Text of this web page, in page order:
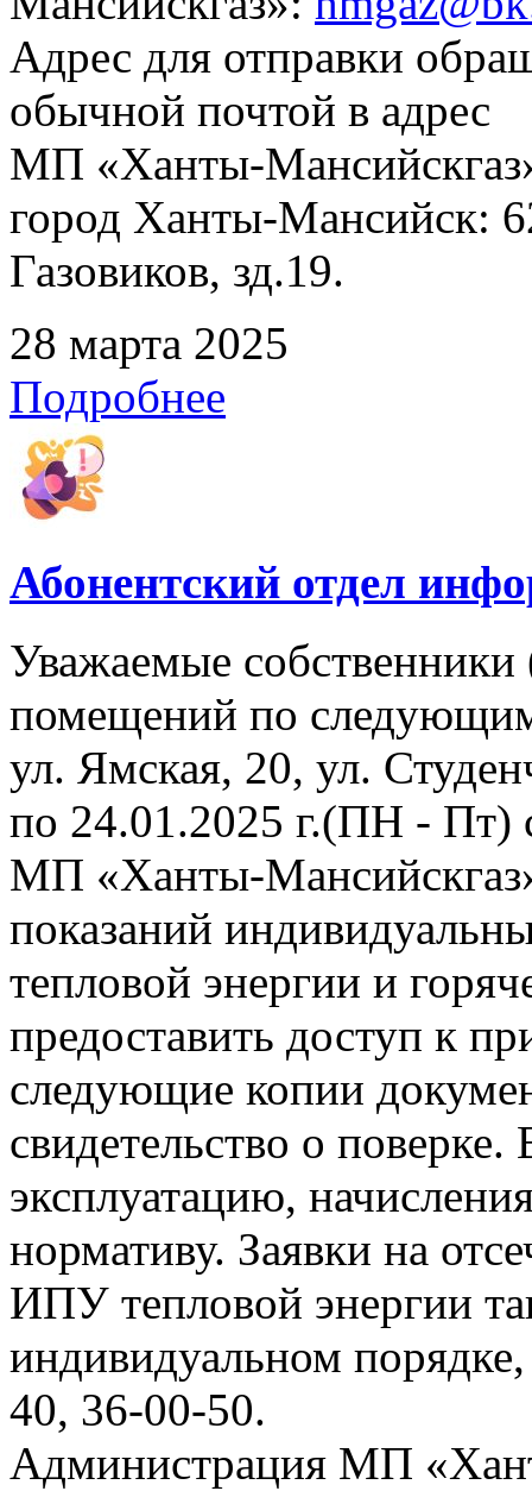
Адрес для отправки
обычной почтой в адрес
МП «Ханты-
город Ханты-Мансийск:
Газовиков, зд.19.
28 марта 2025
Подробнее
Абонентский отдел
Уважаемые
помещений по
ул. Ямская, 20, ул.
по 24.01.2025 г.(ПН - Пт)
МП «Ханты-Мансийскгаз»
показаний
тепловой энергии и
предоставить доступ к
следующие копии
свидетельство о
эксплуатацию,
нормативу. Заявки на
ИПУ тепловой энергии
индивидуальном
40, 36-00-50.
Администрация МП